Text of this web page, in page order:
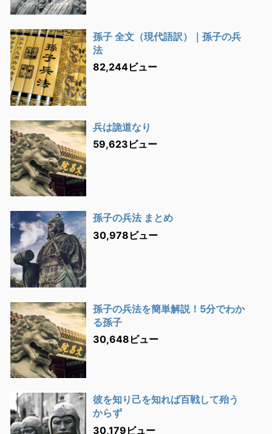
孫子 全文（現代語訳）｜孫子の兵
法
82,244ビュー
兵は詭道なり
59,623ビュー
孫子の兵法 まとめ
30,978ビュー
孫子の兵法を簡単解説！5分でわか
る孫子
30,648ビュー
彼を知り己を知れば百戦して殆う
からず
30,179ビュー